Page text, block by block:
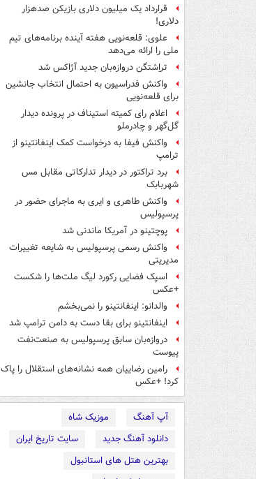
قرارداد یک میلیون دلاری بازیکن صدهزار
دلاری!
علوی: قلعه‌نویی هفته آینده برنامه‌های تیم
ملی را ارائه می‌دهد
تراِشتگن دروازه‌بان جدید آژاکس شد
واکنش فدراسیون به احتمال انتخاب جانشین
برای قلعه‌نویی
اعلام رای کمیته استیناف در پرونده دیدار
گل‌گهر و چادرملو
واکنش فیفا به درخواست کمک اینفانتینو از
ترامپ
برد تراکتور در دیدار تدارکاتی مقابل مس
شهربابک
واکنش طاهری و ایری به ماجرای حضور در
پرسپولیس
پوچتینو در آمریکا ماندنی شد
واکنش رسمی پرسپولیس به شایعه تغییرات
مدیریتی
اسپک فضایی رکورد لیگ ملت‌ها را شکست
+عکس
والدانو: اینفانتینو را نمی‌بخشم
اینفانتینو برای بقا دست به دامن ترامپ شد
دروازه‌بان سابق پرسپولیس به صنعت‌نفت
پیوست
رامین رضاییان همه نشانه‌های استقلال را پاک
کرد! +عکس
آپ آهنگ
موزیک شاه
دانلود آهنگ جدید
سایت تاریخ ایران
بهترین هتل های استانبول